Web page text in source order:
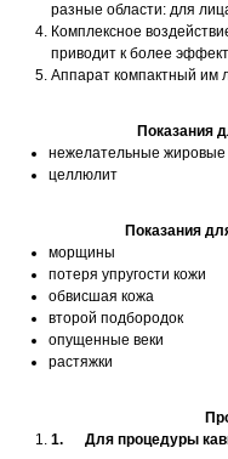
разные области: для
Комплексное
приводит к более
Аппарат компактный им
Показания
нежелательные жировые
целлюлит
Показания
морщины
потеря упругости кожи
обвисшая кожа
второй подбородок
опущенные веки
растяжки
1. Для процедуры